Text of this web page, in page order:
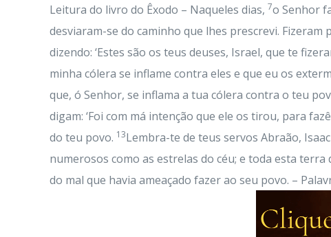
Leitura do livro do Êxodo – Naqueles dias, 7o Senhor
desviaram-se do caminho que lhes prescrevi.
dizendo: ‘Estes são os teus deuses, Israel, que te
minha cólera se inflame contra eles e que eu os
que, ó Senhor, se inflama a tua cólera contra o teu
digam: ‘Foi com má intenção que ele os tirou, para
do teu povo. 13Lembra-te de teus servos Abraão,
numerosos como as estrelas do céu; e toda esta terra
do mal que havia ameaçado fazer ao seu povo. –